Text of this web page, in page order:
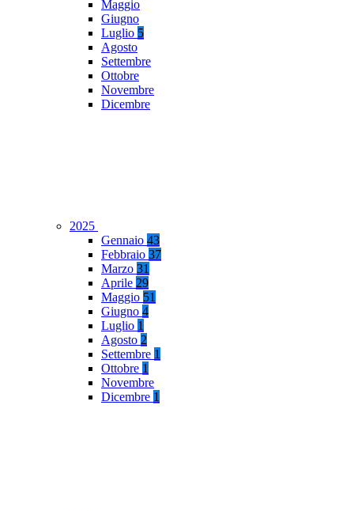
Maggio
Giugno
Luglio 5
Agosto
Settembre
Ottobre
Novembre
Dicembre
2025
Gennaio 43
Febbraio 37
Marzo 31
Aprile 29
Maggio 51
Giugno 4
Luglio 1
Agosto 2
Settembre 1
Ottobre 1
Novembre
Dicembre 1